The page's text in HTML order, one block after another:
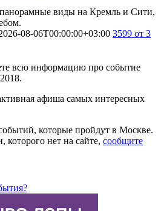
виды на Кремль и Сити,
08-06T00:00:00+03:00 3599 от 3
всю информацию про событие
афиша самых интересных
которые пройдут в Москве.
которого нет на сайте, сообщите